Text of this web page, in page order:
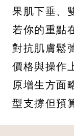
果肌下垂、
若你的重點
對抗肌膚鬆
價格與操作
原增生方面
型支撐但預